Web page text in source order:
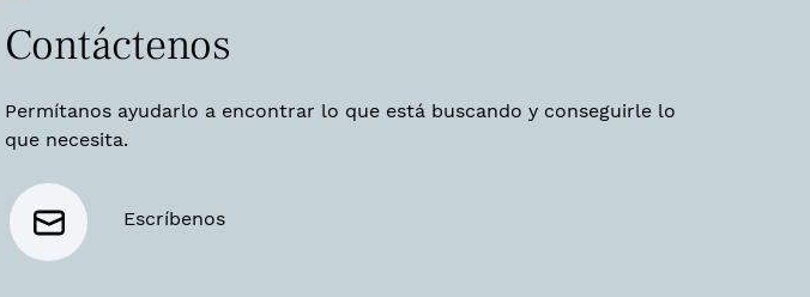
Contáctenos
Permítanos ayudarlo a encontrar lo que está buscando y conseguirle lo
que necesita.
Escríbenos